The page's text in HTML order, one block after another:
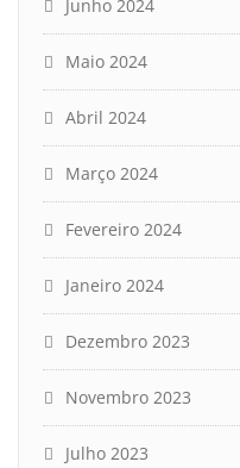
Junho 2024
Maio 2024
Abril 2024
Março 2024
Fevereiro 2024
Janeiro 2024
Dezembro 2023
Novembro 2023
Julho 2023